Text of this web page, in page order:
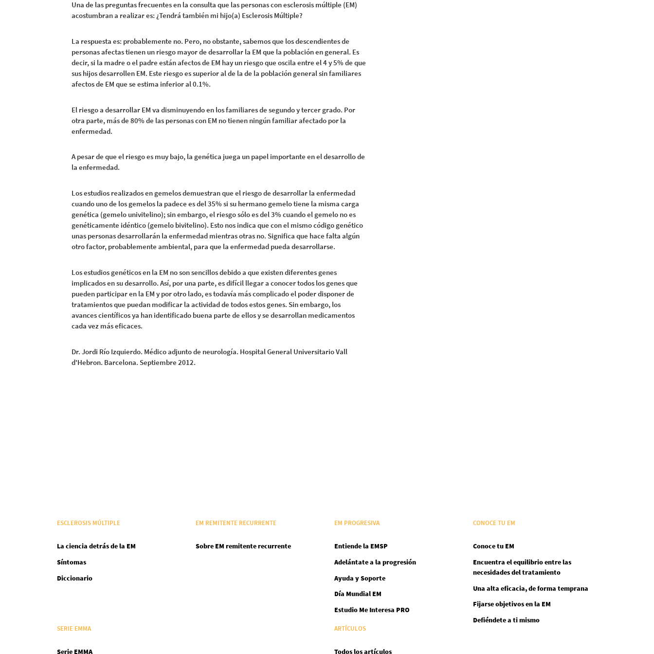
Una de las preguntas frecuentes en la consulta que las personas con esclerosis múltiple (EM)
acostumbran a realizar es: ¿Tendrá también mi hijo(a) Esclerosis Múltiple?
La respuesta es: probablemente no. Pero, no obstante, sabemos que los descendientes de
personas afectas tienen un riesgo mayor de desarrollar la EM que la población en general. Es
decir, si la madre o el padre están afectos de EM hay un riesgo que oscila entre el 4 y 5% de que
sus hijos desarrollen EM. Este riesgo es superior al de la de la población general sin familiares
afectos de EM que se estima inferior al 0.1%.
El riesgo a desarrollar EM va disminuyendo en los familiares de segundo y tercer grado. Por
otra parte, más de 80% de las personas con EM no tienen ningún familiar afectado por la
enfermedad.
A pesar de que el riesgo es muy bajo, la genética juega un papel importante en el desarrollo de
la enfermedad.
Los estudios realizados en gemelos demuestran que el riesgo de desarrollar la enfermedad
cuando uno de los gemelos la padece es del 35% si su hermano gemelo tiene la misma carga
genética (gemelo univitelino); sin embargo, el riesgo sólo es del 3% cuando el gemelo no es
genéticamente idéntico (gemelo bivitelino). Esto nos indica que con el mismo código genético
unas personas desarrollarán la enfermedad mientras otras no. Significa que hace falta algún
otro factor, probablemente ambiental, para que la enfermedad pueda desarrollarse.
Los estudios genéticos en la EM no son sencillos debido a que existen diferentes genes
implicados en su desarrollo. Así, por una parte, es difícil llegar a conocer todos los genes que
pueden participar en la EM y por otro lado, es todavía más complicado el poder disponer de
tratamientos que puedan modificar la actividad de todos estos genes. Sin embargo, los
avances científicos ya han identificado buena parte de ellos y se desarrollan medicamentos
cada vez más eficaces.
Dr. Jordi Río Izquierdo. Médico adjunto de neurología. Hospital General Universitario Vall
d'Hebron. Barcelona. Septiembre 2012.
ESCLEROSIS MÚLTIPLE
La ciencia detrás de la EM
Síntomas
Diccionario
EM REMITENTE RECURRENTE
Sobre EM remitente recurrente
EM PROGRESIVA
Entiende la EMSP
Adelántate a la progresión
Ayuda y Soporte
Día Mundial EM
Estudio Me Interesa PRO
CONOCE TU EM
Conoce tu EM
Encuentra el equilibrio entre las
necesidades del tratamiento
Una alta eficacia, de forma temprana
Fijarse objetivos en la EM
Defiéndete a ti mismo
SERIE EMMA
Serie EMMA
ARTÍCULOS
Todos los artículos